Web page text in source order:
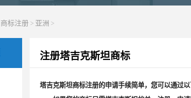
商标注册 > 亚洲 >
注册塔吉克斯坦商标
塔吉克斯坦商标注册的申请手续简单，您可以通过以